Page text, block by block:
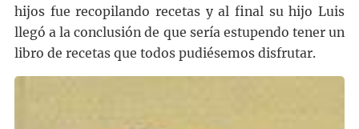
hijos fue recopilando recetas y al final su hijo Luis
llegó a la conclusión de que sería estupendo tener un
libro de recetas que todos pudiésemos disfrutar.